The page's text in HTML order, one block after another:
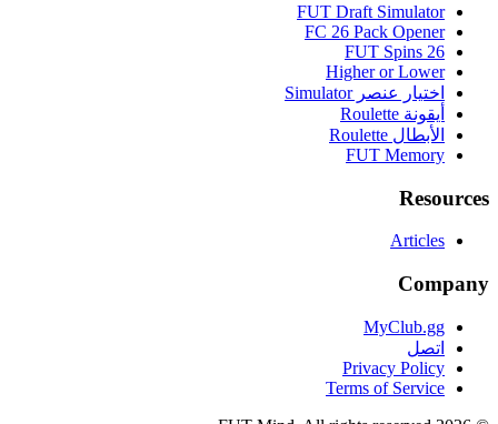
FUT Draft Simulator
FC 26 Pack Opener
FUT Spins 26
Higher or Lower
اختيار عنصر Simulator
أيقونة Roulette
الأبطال Roulette
FUT Memory
Resources
Articles
Company
MyClub.gg
اتصل
Privacy Policy
Terms of Service